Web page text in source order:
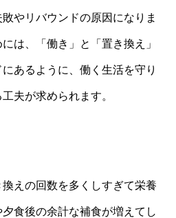
やリバウンドの原因になりま
は、「働き」と「置き換え」
あるように、働く生活を守り
夫が求められます。
えの回数を多くしすぎて栄養
食後の余計な補食が増えてし